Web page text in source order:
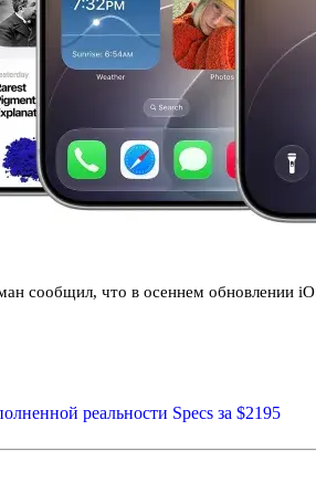
сообщил, что в осеннем обновлении
реальности Specs за $2195